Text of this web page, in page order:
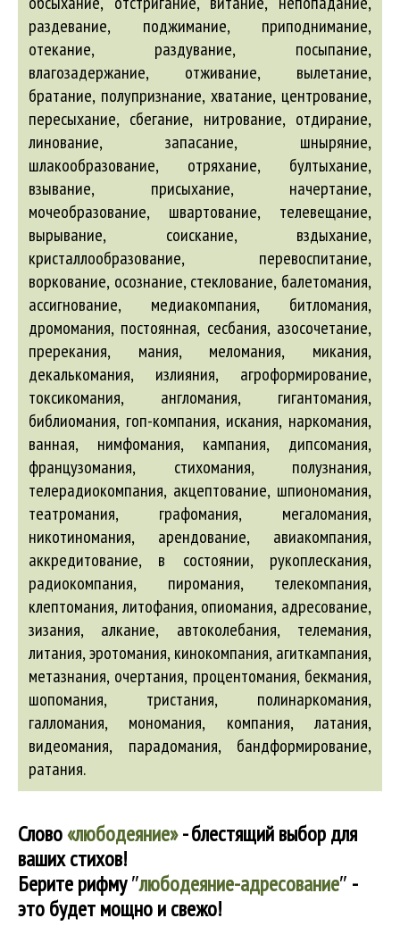
балетомания,
ассигнование, медиакомпания, битломания,
дромомания, постоянная, сесбания, азосочетание,
пререкания, мания, меломания, микания,
декалькомания, излияния, агроформирование,
токсикомания, англомания, гигантомания,
библиомания, гоп-компания, искания, наркомания,
ванная, нимфомания, кампания, дипсомания,
французомания, стихомания, полузнания,
телерадиокомпания, акцептование, шпиономания,
театромания, графомания, мегаломания,
никотиномания, арендование, авиакомпания,
аккредитование, в состоянии, рукоплескания,
радиокомпания, пиромания, телекомпания,
клептомания, литофания, опиомания, адресование,
зизания, алкание, автоколебания, телемания,
литания, эротомания, кинокомпания,агиткампания,
метазнания, очертания, процентомания, бекмания,
шопомания, тристания, полинаркомания,
галломания, мономания, компания, латания,
видеомания, парадомания, бандформирование,
ратания.
Слово«любодеяние»- блестящий выбор для
ваших стихов!
Берите рифму″любодеяние-адресование″ -
это будет мощно и свежо!